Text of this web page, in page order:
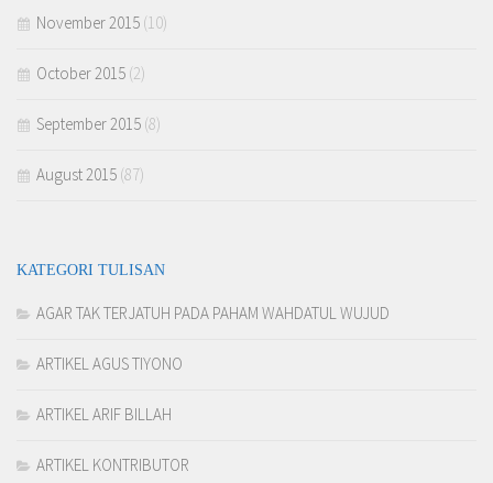
November 2015 (10)
October 2015 (2)
September 2015 (8)
August 2015 (87)
KATEGORI TULISAN
AGAR TAK TERJATUH PADA PAHAM WAHDATUL WUJUD
ARTIKEL AGUS TIYONO
ARTIKEL ARIF BILLAH
ARTIKEL KONTRIBUTOR